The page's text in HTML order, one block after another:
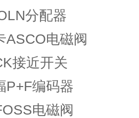
分配器
ASCO电磁阀
接近开关
P+F编码器
电磁阀